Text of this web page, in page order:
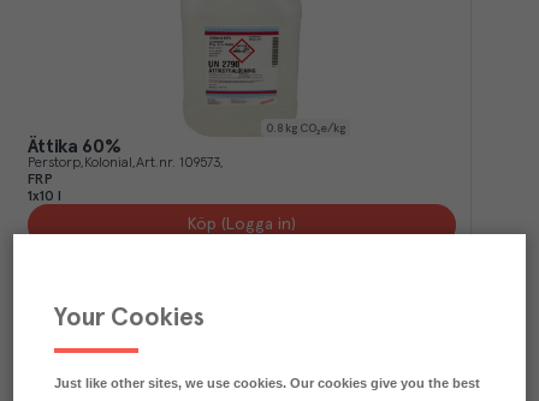
0.8 kg CO₂e/kg
Ättika 60%
Perstorp Kolonial Art.nr. 109573
FRP
1x10 l
Köp (Logga in)
Your Cookies
Just like other sites, we use cookies. Our cookies give you the best